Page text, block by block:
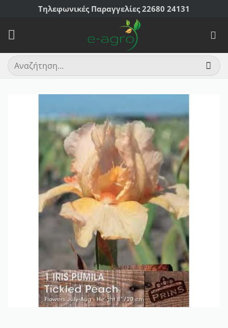
Μετάβαση
περιεχόμενο
Τηλεφωνικές Παραγγελίες 22680 24131
Αναζήτηση
για: